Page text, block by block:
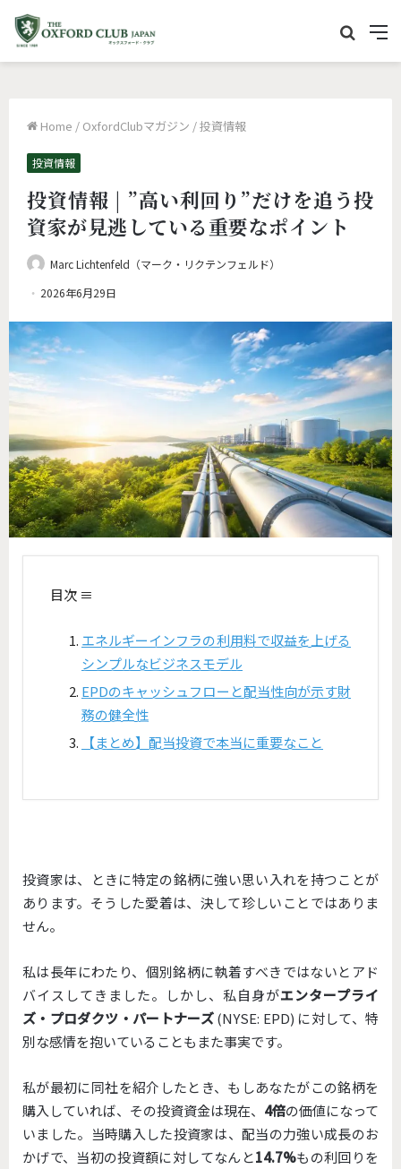
M
e
イ
索
Home / OxfordClubマガジン /投資情報
投資情報
投資情報 | ”高い利回り”だけを追う投
資家が見逃している重要なポイント
Marc Lichtenfeld（マーク・リクテンフェルド）
2026年6月29日
目次 ≡
エネルギーインフラの利用料で収益を上げる
シンプルなビジネスモデル
EPDのキャッシュフローと配当性向が示す財
務の健全性
【まとめ】配当投資で本当に重要なこと
投資家は、ときに特定の銘柄に強い思い入れを持つことが
あります。そうした愛着は、決して珍しいことではありま
せん。
私は長年にわたり、個別銘柄に執着すべきではないとアド
バイスしてきました。しかし、私自身がエンタープライ
ズ・プロダクツ・パートナーズ(NYSE: EPD) に対して、特
別な感情を抱いていることもまた事実です。
私が最初に同社を紹介したとき、もしあなたがこの銘柄を
購入していれば、その投資資金は現在、 4倍の価値になって
いました。当時購入した投資家は、配当の力強い成長のお
かげで、当初の投資額に対してなんと14.7%もの利回りを